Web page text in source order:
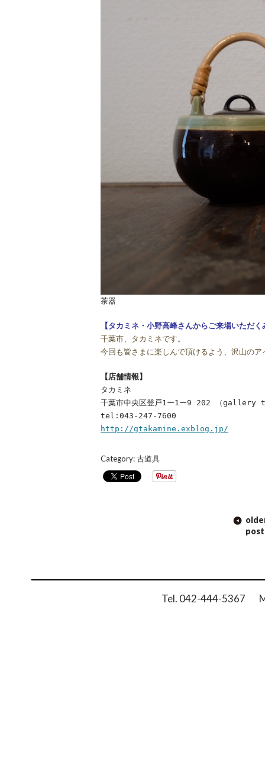
茶器
【タカミネ・小野高峰さんからご来場いただ
千葉市、タカミネです。
今回も皆さまに楽しんで頂けるよう、沢山の
【店舗情報】
タカミネ
千葉市中央区登戸1ー1ー9 202 （gallery
tel:043-247-7600
http://gtakamine.exblog.jp/
Category:古道具
Tel. 042-444-5367